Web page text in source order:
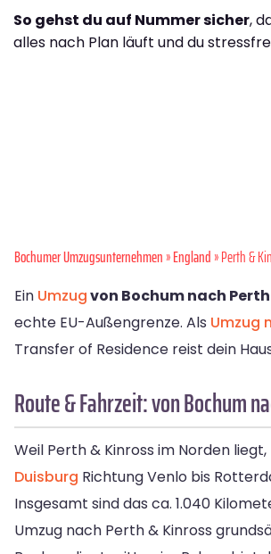
So gehst du auf Nummer sicher,
alles nach Plan läuft und du
Bochumer Umzugsunternehmen»England» Perth &
Ein Umzugvon Bochum nach
echte EU-Außengrenze. Als Umzug
Transfer of Residence reist dein
Route & Fahrzeit: von Bochum
Weil Perth & Kinross im Norden
Duisburg Richtung Venlo bis
Insgesamt sind das ca. 1.040
Umzug nach Perth & Kinross